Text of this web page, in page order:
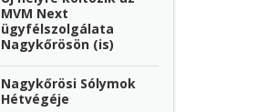
MVM Next
ügyfélszolgálata
Nagykőrösön (is)
Nagykőrösi Sólymok
Hétvégéje